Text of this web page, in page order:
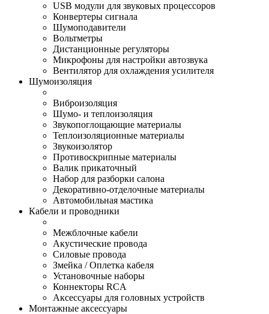
USB модули для звуковых процессоров
Конвертеры сигнала
Шумоподавители
Вольтметры
Дистанционные регуляторы
Микрофоны для настройки автозвука
Вентилятор для охлаждения усилителя
Шумоизоляция
Виброизоляция
Шумо- и теплоизоляция
Звукопоглощающие материалы
Теплоизоляционные материалы
Звукоизолятор
Противоскрипные материалы
Валик прикаточный
Набор для разборки салона
Декоративно-отделочные материалы
Автомобильная мастика
Кабели и проводники
Межблочные кабели
Акустические провода
Силовые провода
Змейка / Оплетка кабеля
Установочные наборы
Коннекторы RCA
Аксессуары для головных устройств
Монтажные аксессуары